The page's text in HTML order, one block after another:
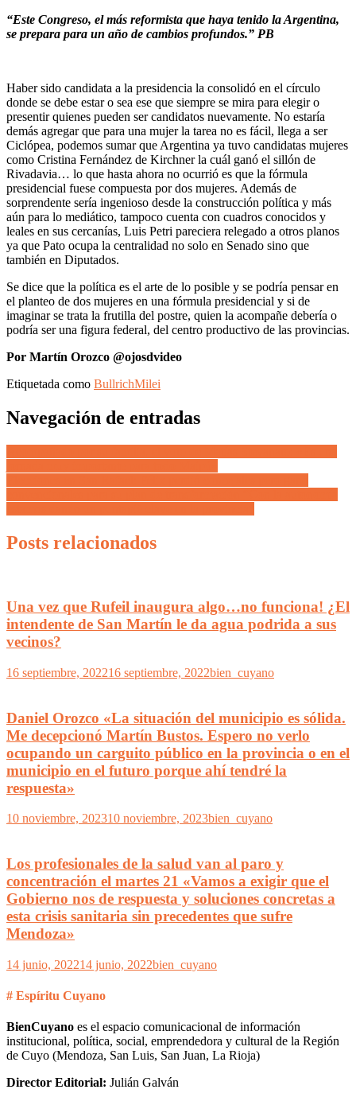
“Este Congreso, el más reformista que haya tenido la Argentina,
se prepara para un año de cambios profundos.” PB
Haber sido candidata a la presidencia la consolidó en el círculo
donde se debe estar o sea ese que siempre se mira para elegir o
presentir quienes pueden ser candidatos nuevamente. No estaría
demás agregar que para una mujer la tarea no es fácil, llega a ser
Ciclópea, podemos sumar que Argentina ya tuvo candidatas mujeres
como Cristina Fernández de Kirchner la cuál ganó el sillón de
Rivadavia… lo que hasta ahora no ocurrió es que la fórmula
presidencial fuese compuesta por dos mujeres. Además de
sorprendente sería ingenioso desde la construcción política y más
aún para lo mediático, tampoco cuenta con cuadros conocidos y
leales en sus cercanías, Luis Petri pareciera relegado a otros planos
ya que Pato ocupa la centralidad no solo en Senado sino que
también en Diputados.
Se dice que la política es el arte de lo posible y se podría pensar en
el planteo de dos mujeres en una fórmula presidencial y si de
imaginar se trata la frutilla del postre, quien la acompañe debería o
podría ser una figura federal, del centro productivo de las provincias.
Por Martín Orozco @ojosdvideo
Etiquetada como BullrichMilei
Navegación de entradas
Posts relacionados
Una vez que Rufeil inaugura algo…no funciona! ¿El
intendente de San Martín le da agua podrida a sus
vecinos?
16 septiembre, 202216 septiembre, 2022bien_cuyano
Daniel Orozco «La situación del municipio es sólida.
Me decepcionó Martín Bustos. Espero no verlo
ocupando un carguito público en la provincia o en el
municipio en el futuro porque ahí tendré la
respuesta»
10 noviembre, 202310 noviembre, 2023bien_cuyano
Los profesionales de la salud van al paro y
concentración el martes 21 «Vamos a exigir que el
Gobierno nos de respuesta y soluciones concretas a
esta crisis sanitaria sin precedentes que sufre
Mendoza»
14 junio, 202214 junio, 2022bien_cuyano
# Espíritu Cuyano
BienCuyano es el espacio comunicacional de información
institucional, política, social, emprendedora y cultural de la Región
de Cuyo (Mendoza, San Luis, San Juan, La Rioja)
Director Editorial: Julián Galván